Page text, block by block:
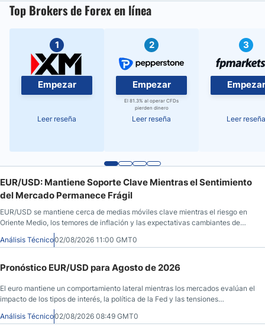
Top Brokers de Forex en línea
1
Empezar
Leer reseña
2
Empezar
El 81.3% al operar CFDs
pierden dinero
Leer reseña
3
Empezar
Leer reseña
EUR/USD: Mantiene Soporte Clave Mientras el Sentimiento
del Mercado Permanece Frágil
EUR/USD se mantiene cerca de medias móviles clave mientras el riesgo en
Oriente Medio, los temores de inflación y las expectativas cambiantes de
tasas mantienen a los traders cautelosos.
Análisis Técnico02/08/2026 11:00 GMT0
Pronóstico EUR/USD para Agosto de 2026
El euro mantiene un comportamiento lateral mientras los mercados evalúan el
impacto de los tipos de interés, la política de la Fed y las tensiones
geopolíticas sobre el dólar.
Análisis Técnico02/08/2026 08:49 GMT0